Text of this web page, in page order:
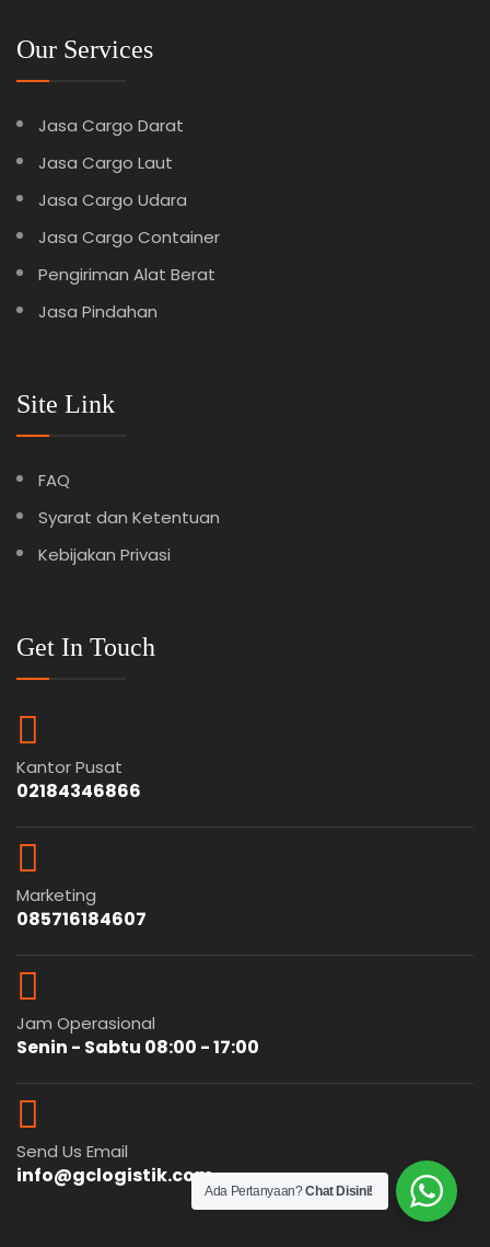
Our Services
Jasa Cargo Darat
Jasa Cargo Laut
Jasa Cargo Udara
Jasa Cargo Container
Pengiriman Alat Berat
Jasa Pindahan
Site Link
FAQ
Syarat dan Ketentuan
Kebijakan Privasi
Get In Touch
Kantor Pusat
02184346866
Marketing
085716184607
Jam Operasional
Senin - Sabtu 08:00 - 17:00
Send Us Email
info@gclogistik.com
Ada Pertanyaan?Chat Disini!